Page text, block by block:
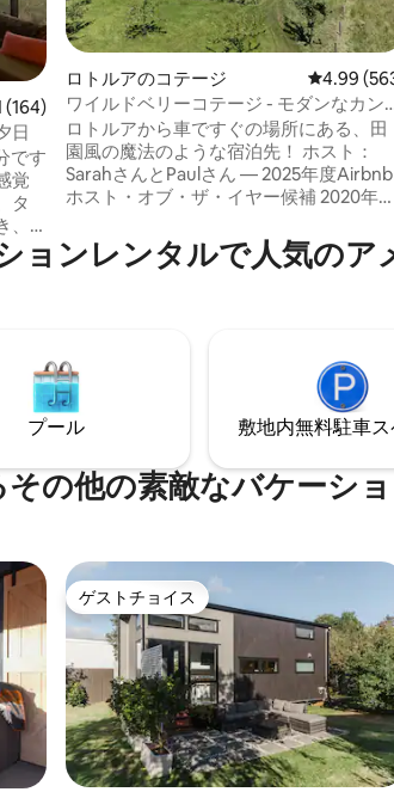
ー164件、5つ星中4.91つ星の平均評価
(164)
日
です
覚
タ
去
ロトルアのコテージ レビュー
4.99
ワイルドベリーコテージ - モダンなカン
リーエスケープ
ロトルアから車ですぐの場所にある、田
園風の魔法のような宿泊先！ ホスト：
SarahさんとPaulさん — 2025年度Airbnb
ホスト・オブ・ザ・イヤー候補 2020年に
は、温かみのある快適さと居心地のよさ
を兼ね備え、素晴らしい田園風景に囲ま
冒険、静かな世界からの逃避を求めてい
る場合でも、Wildberry Cottageは忘れら
れない旅行先です。
ョンレンタルで人気のア
プール 敷地内無料駐⁠車
の他の素敵なバケーシ
ゲストチョイス
ゲストチョイス